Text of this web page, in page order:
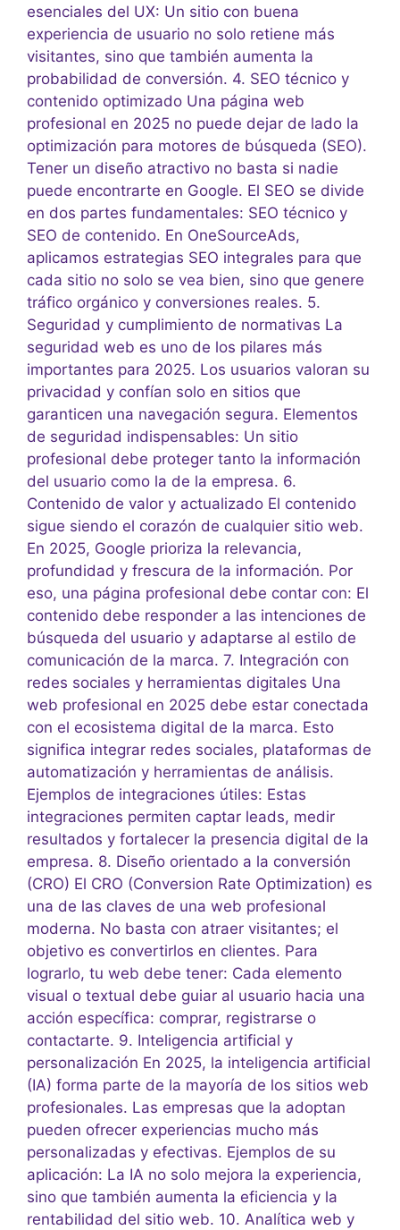
esenciales del UX: Un sitio con buena
experiencia de usuario no solo retiene más
visitantes, sino que también aumenta la
probabilidad de conversión. 4. SEO técnico y
contenido optimizado Una página web
profesional en 2025 no puede dejar de lado la
optimización para motores de búsqueda (SEO).
Tener un diseño atractivo no basta si nadie
puede encontrarte en Google. El SEO se divide
en dos partes fundamentales: SEO técnico y
SEO de contenido. En OneSourceAds,
aplicamos estrategias SEO integrales para que
cada sitio no solo se vea bien, sino que genere
tráfico orgánico y conversiones reales. 5.
Seguridad y cumplimiento de normativas La
seguridad web es uno de los pilares más
importantes para 2025. Los usuarios valoran su
privacidad y confían solo en sitios que
garanticen una navegación segura. Elementos
de seguridad indispensables: Un sitio
profesional debe proteger tanto la información
del usuario como la de la empresa. 6.
Contenido de valor y actualizado El contenido
sigue siendo el corazón de cualquier sitio web.
En 2025, Google prioriza la relevancia,
profundidad y frescura de la información. Por
eso, una página profesional debe contar con: El
contenido debe responder a las intenciones de
búsqueda del usuario y adaptarse al estilo de
comunicación de la marca. 7. Integración con
redes sociales y herramientas digitales Una
web profesional en 2025 debe estar conectada
con el ecosistema digital de la marca. Esto
significa integrar redes sociales, plataformas de
automatización y herramientas de análisis.
Ejemplos de integraciones útiles: Estas
integraciones permiten captar leads, medir
resultados y fortalecer la presencia digital de la
empresa. 8. Diseño orientado a la conversión
(CRO) El CRO (Conversion Rate Optimization) es
una de las claves de una web profesional
moderna. No basta con atraer visitantes; el
objetivo es convertirlos en clientes. Para
lograrlo, tu web debe tener: Cada elemento
visual o textual debe guiar al usuario hacia una
acción específica: comprar, registrarse o
contactarte. 9. Inteligencia artificial y
personalización En 2025, la inteligencia artificial
(IA) forma parte de la mayoría de los sitios web
profesionales. Las empresas que la adoptan
pueden ofrecer experiencias mucho más
personalizadas y efectivas. Ejemplos de su
aplicación: La IA no solo mejora la experiencia,
sino que también aumenta la eficiencia y la
rentabilidad del sitio web. 10. Analítica web y